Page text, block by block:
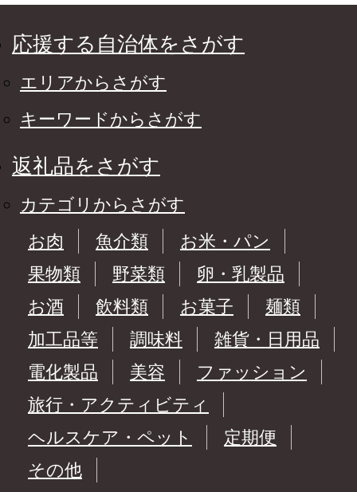
応援する自治体をさがす
エリアからさがす
キーワードからさがす
返礼品をさがす
カテゴリからさがす
お肉
魚介類
お米・パン
果物類
野菜類
卵・乳製品
お酒
飲料類 お菓子
麺類
加工品等
調味料
雑貨・日用品
電化製品
美容
ファッション
旅行・アクティビティ
ヘルスケア・ペット
定期便
その他